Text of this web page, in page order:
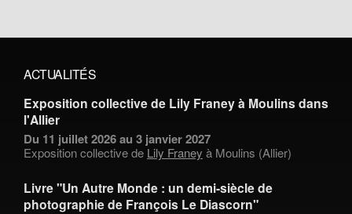
ACTUALITÉS
Exposition collective de Lily Franey à Moulins dans
l'Allier
Du 11 juillet 2026 au 3 janvier 2027
Exposition collective de Lily Franey à Moulins (Allier)
Livre "Un Autre Monde : un demi-siècle de
photographie de François Le Diascorn"